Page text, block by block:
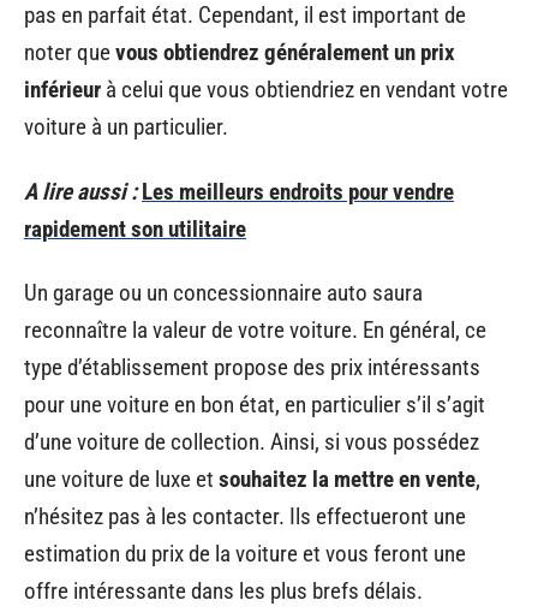
pas en parfait état. Cependant, il est important de
noter quevous obtiendrez généralement un prix
inférieur à celui que vous obtiendriez en vendant votre
voiture à un particulier.
A lire aussi : Les meilleurs endroits pour vendre
rapidement son utilitaire
Un garage ou un concessionnaire auto saura
reconnaître la valeur de votre voiture. En général, ce
type d’établissement propose des prix intéressants
pour une voiture en bon état, en particulier s’il s’agit
d’une voiture de collection. Ainsi, si vous possédez
une voiture de luxe et souhaitez la mettre en vente,
n’hésitez pas à les contacter. Ils effectueront une
estimation du prix de la voiture et vous feront une
offre intéressante dans les plus brefs délais.